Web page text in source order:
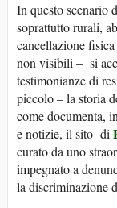
In questo scenario
soprattutto rurali,
cancellazione
non visibili – si
testimonianze di
piccolo – la storia
come documenta,
e notizie, il sito di
curato da uno
impegnato a
la discriminazione